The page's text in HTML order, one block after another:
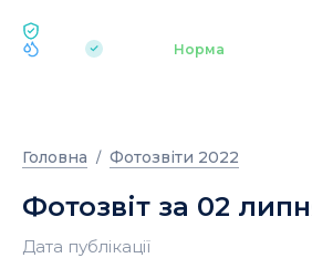
| Норма
Головна Фотозвіти 2022
Фотозвіт за 02
Дата публікації